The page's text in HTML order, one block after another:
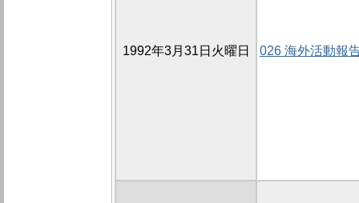
1992年3月31日火曜日 026 海外活動報